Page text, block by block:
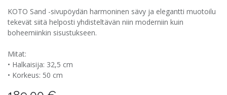
KOTO Sand -sivupöydän harmoninen sävy ja elegantti muotoilu
tekevät siitä helposti yhdisteltävän niin moderniin kuin
boheemiinkin sisustukseen.
Mitat:
• Halkaisija: 32,5 cm
• Korkeus: 50 cm